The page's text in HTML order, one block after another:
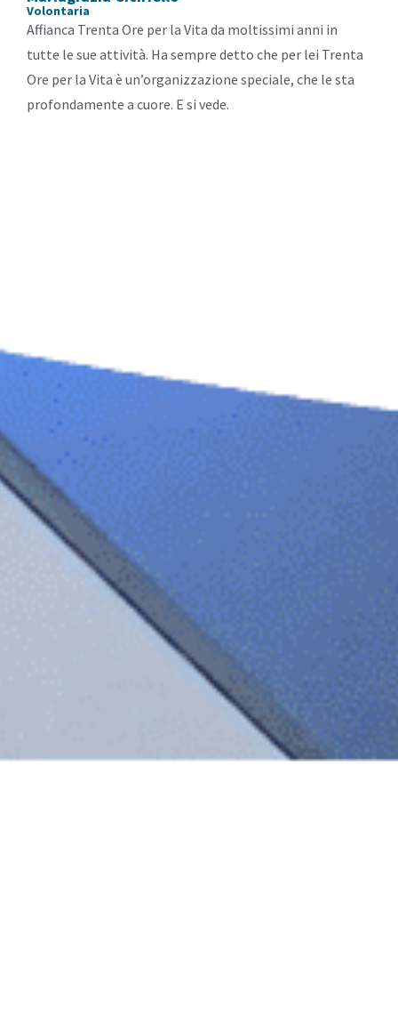
Volontaria
Affianca Trenta Ore per la Vita da moltissimi anni in
tutte le sue attività. Ha sempre detto che per lei Trenta
Ore per la Vita è un’organizzazione speciale, che le sta
profondamente a cuore. E si vede.